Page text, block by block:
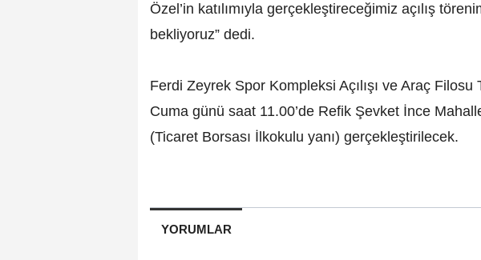
Özel’in katılımıyla gerçekleştireceğimiz açılış
bekliyoruz” dedi.
Ferdi Zeyrek Spor Kompleksi Açılışı ve Araç Filosu
Cuma günü saat 11.00’de Refik Şevket İnce
(Ticaret Borsası İlkokulu yanı) gerçekleştirilecek.
YORUMLAR